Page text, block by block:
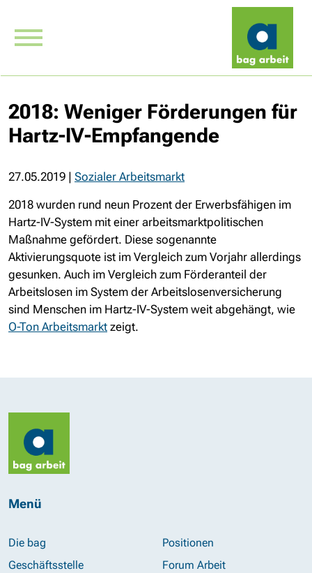
2018: Weniger Förderungen für
Hartz-IV-Empfangende
27.05.2019 | Sozialer Arbeitsmarkt
2018 wurden rund neun Prozent der Erwerbsfähigen im
Hartz-IV-System mit einer arbeitsmarktpolitischen
Maßnahme gefördert. Diese sogenannte
Aktivierungsquote ist im Vergleich zum Vorjahr allerdings
gesunken. Auch im Vergleich zum Förderanteil der
Arbeitslosen im System der Arbeitslosenversicherung
sind Menschen im Hartz-IV-System weit abgehängt, wie
O-Ton Arbeitsmarkt zeigt.
Menü
Die bag
Geschäftsstelle
Positionen
Forum Arbeit